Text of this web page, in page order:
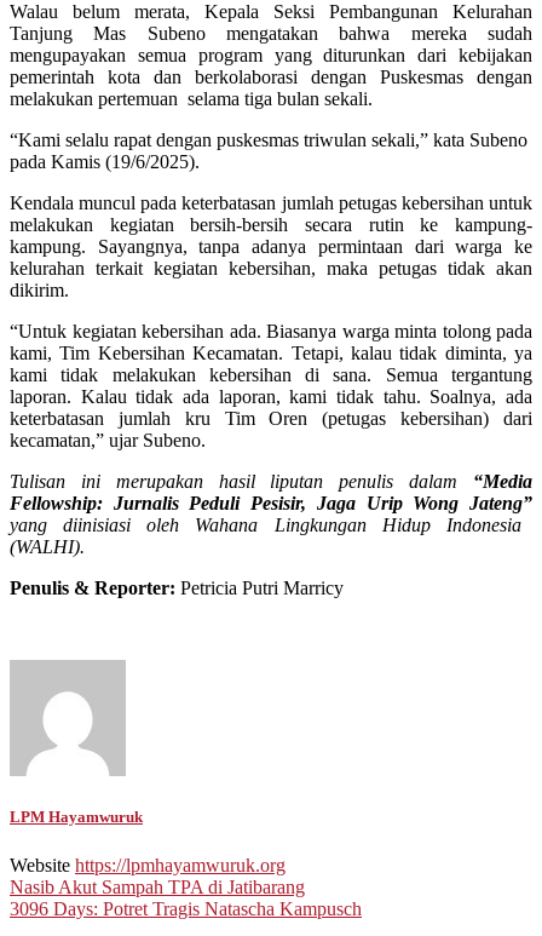
Walau belum merata, Kepala Seksi Pembangunan Kelurahan
Tanjung Mas Subeno mengatakan bahwa mereka sudah
mengupayakan semua program yang diturunkan dari kebijakan
pemerintah kota dan berkolaborasi dengan Puskesmas dengan
melakukan pertemuan selama tiga bulan sekali.
“Kami selalu rapat dengan puskesmas triwulan sekali,” kata Subeno
pada Kamis (19/6/2025).
Kendala muncul pada keterbatasan jumlah petugas kebersihan untuk
melakukan kegiatan bersih-bersih secara rutin ke kampung-
kampung. Sayangnya, tanpa adanya permintaan dari warga ke
kelurahan terkait kegiatan kebersihan, maka petugas tidak akan
dikirim.
“Untuk kegiatan kebersihan ada. Biasanya warga minta tolong pada
kami, Tim Kebersihan Kecamatan. Tetapi, kalau tidak diminta, ya
kami tidak melakukan kebersihan di sana. Semua tergantung
laporan. Kalau tidak ada laporan, kami tidak tahu. Soalnya, ada
keterbatasan jumlah kru Tim Oren (petugas kebersihan) dari
kecamatan,” ujar Subeno.
Tulisan ini merupakan hasil liputan penulis dalam “Media
Fellowship: Jurnalis Peduli Pesisir, Jaga Urip Wong Jateng”
yang diinisiasi oleh Wahana Lingkungan Hidup Indonesia
(WALHI).
Penulis & Reporter: Petricia Putri Marricy
LPM Hayamwuruk
Website https://lpmhayamwuruk.org
Post
navigation
Nasib Akut Sampah TPA di Jatibarang
3096 Days: Potret Tragis Natascha Kampusch